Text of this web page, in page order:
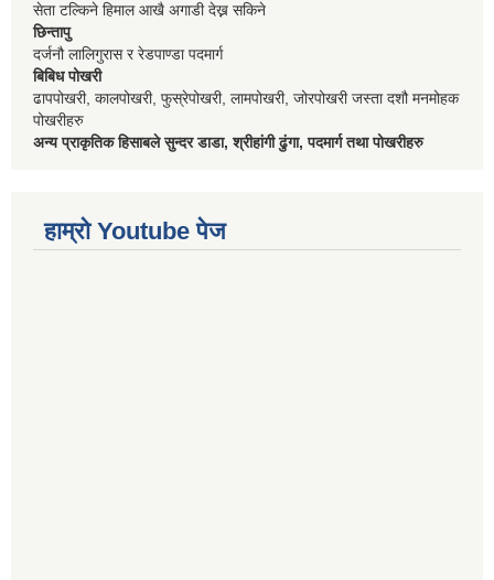
सेता टल्किने हिमाल आखै अगाडी देख्न सकिने
छिन्तापु
दर्जनौ लालिगुरास र रेडपाण्डा पदमार्ग
बिबिध पोखरी
ढापपोखरी, कालपोखरी, फुस्रेपोखरी, लामपोखरी, जोरपोखरी जस्ता दशौ मनमोहक
पोखरीहरु
अन्य प्राकृतिक हिसाबले सुन्दर डाडा, श्रीहांगी ढुंगा, पदमार्ग तथा पोखरीहरु
हाम्रो Youtube पेज